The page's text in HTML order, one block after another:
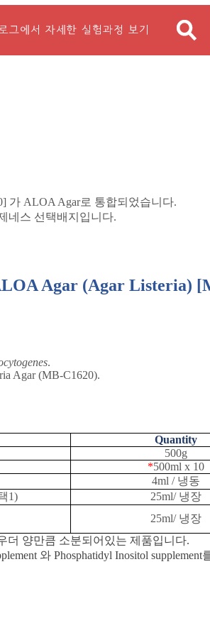
가 ALOA Agar로 통합되었습니다.
네스 선택배지입니다.
Agar (Agar Listeria)
.
Agar (MB-C1620).
Quantity
500g
*500ml x 10
4ml / 냉동
1) 25ml/ 냉장
25ml/ 냉장
더 양만큼 소분되어있는 제품입니다.
와 Phosphatidyl Inositol supplement